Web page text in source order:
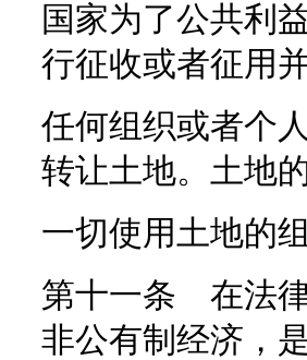
国家为了公共利
行征收或者征用
任何组织或者个
转让土地。土地
一切使用土地的
第十一条 在法
非公有制经济，